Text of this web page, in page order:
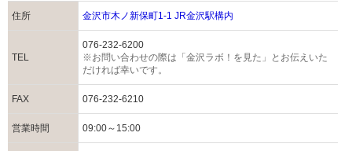
住所 金沢市木ノ新保町1-1 JR金沢駅構内
TEL
076-232-6200
※お問い合わせの際は「金沢ラボ！を見た」とお伝えいた
だければ幸いです。
FAX 076-232-6210
営業時間 09:00～15:00